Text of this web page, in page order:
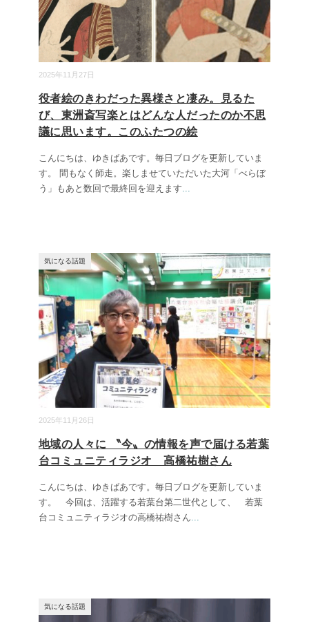
2025年11月27日
役者絵のきわだった異様さと凄み。見るた
び、東洲斎写楽とはどんな人だったのか不思
議に思います。このふたつの絵
こんにちは、ゆきばあです。毎日ブログを更新していま
す。 間もなく師走。楽しませていただいた大河「べらぼ
う」もあと数回で最終回を迎えます...
2025年11月26日
気になる話題
地域の人々に 〝今〟の情報を声で届ける若葉
台コミュニティラジオ 高橋祐樹さん
こんにちは、ゆきばあです。毎日ブログを更新していま
す。 今回は、活躍する若葉台第二世代として、 若葉
台コミュニティラジオの高橋祐樹さん...
気になる話題